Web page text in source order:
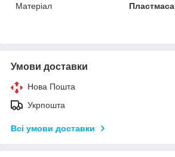
Матеріал
Пластмаса
Умови доставки
Нова Пошта
Укрпошта
Всі умови доставки